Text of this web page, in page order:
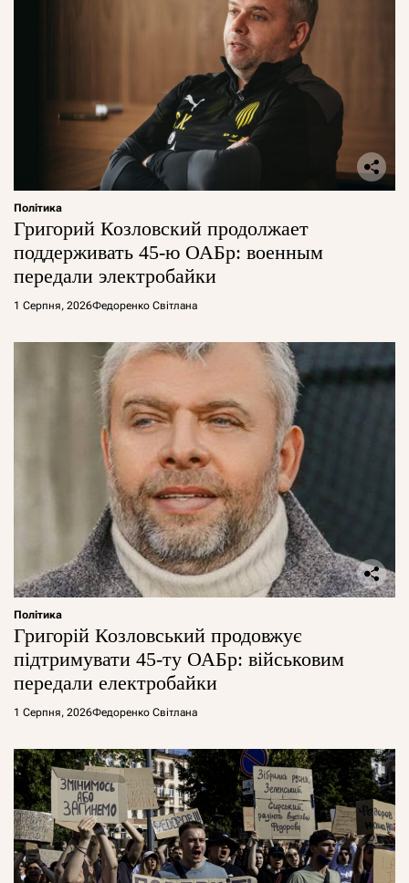
Політика
Григорий Козловский продолжает
поддерживать 45-ю ОАБр: военным
передали электробайки
1 Серпня, 2026Федоренко Світлана
Політика
Григорій Козловський продовжує
підтримувати 45-ту ОАБр: військовим
передали електробайки
1 Серпня, 2026Федоренко Світлана